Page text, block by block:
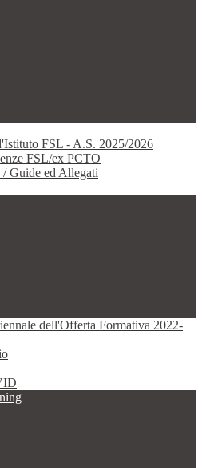
FSL - A.S. 2025/2026
FSL/ex PCTO
Guide ed Allegati
dell'Offerta Formativa 2022-